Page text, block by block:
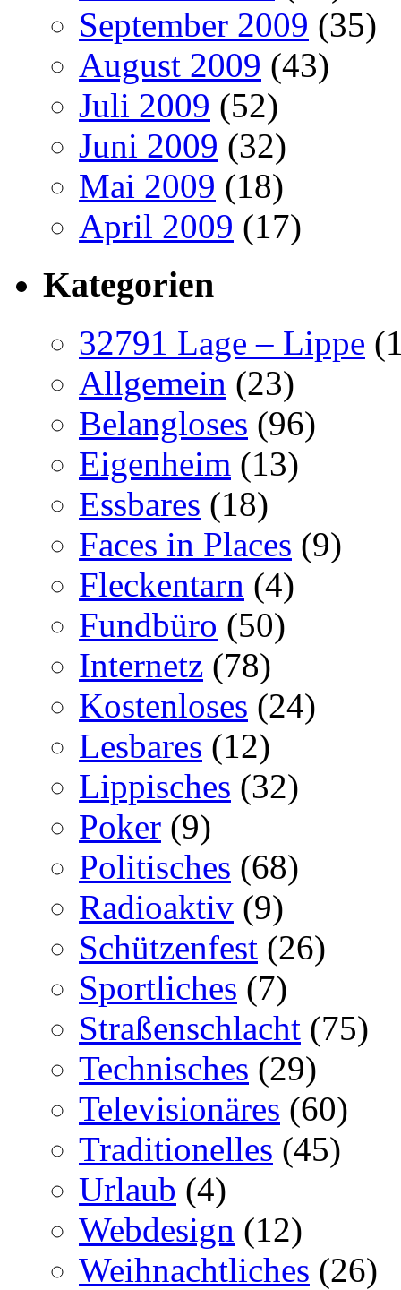
September 2009 (35)
August 2009 (43)
Juli 2009 (52)
Juni 2009 (32)
Mai 2009 (18)
April 2009 (17)
Kategorien
32791 Lage – Lippe
Allgemein (23)
Belangloses (96)
Eigenheim (13)
Essbares (18)
Faces in Places (9)
Fleckentarn (4)
Fundbüro (50)
Internetz (78)
Kostenloses (24)
Lesbares (12)
Lippisches (32)
Poker (9)
Politisches (68)
Radioaktiv (9)
Schützenfest (26)
Sportliches (7)
Straßenschlacht (75)
Technisches (29)
Televisionäres (60)
Traditionelles (45)
Urlaub (4)
Webdesign (12)
Weihnachtliches (26)